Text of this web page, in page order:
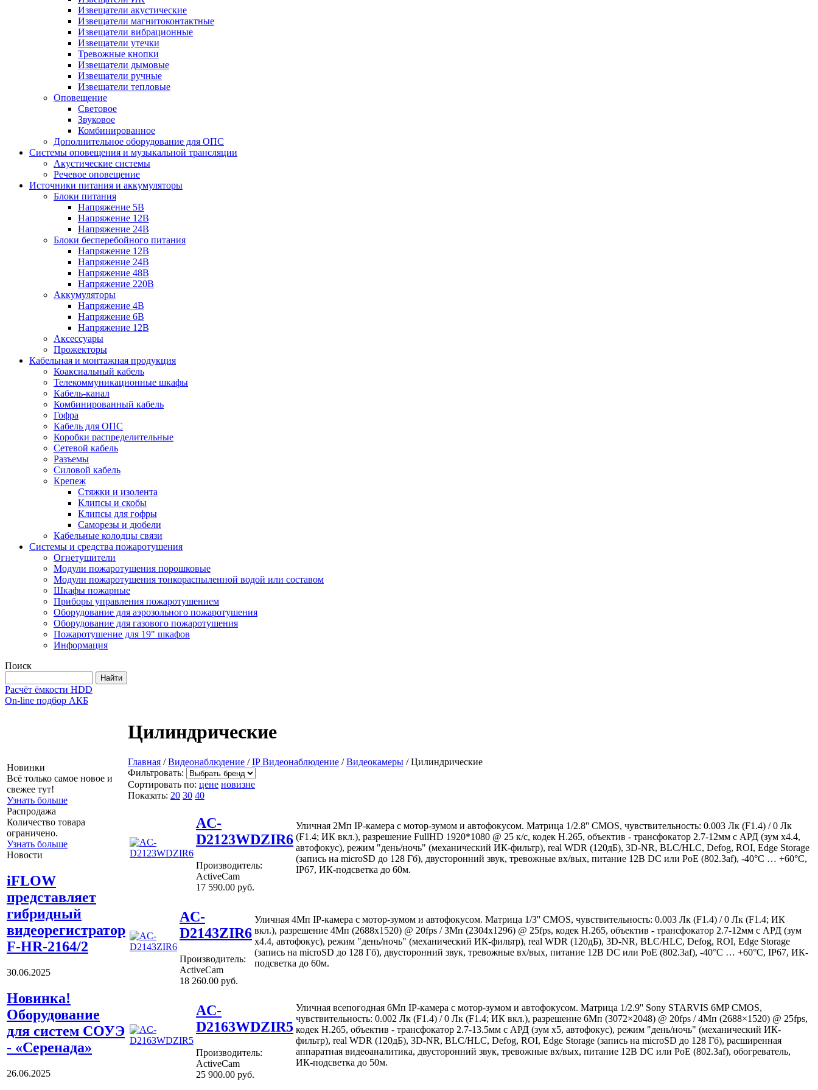
Извещатели акустические
Извещатели магнитоконтактные
Извещатели вибрационные
Извещатели утечки
Тревожные кнопки
Извещатели дымовые
Извещатели ручные
Извещатели тепловые
Оповещение
Световое
Звуковое
Комбинированное
Дополнительное оборудование для ОПС
Системы оповещения и музыкальной трансляции
Акустические системы
Речевое оповещение
Источники питания и аккумуляторы
Блоки питания
Напряжение 5В
Напряжение 12В
Напряжение 24В
Блоки бесперебойного питания
Напряжение 12В
Напряжение 24В
Напряжение 48В
Напряжение 220В
Аккумуляторы
Напряжение 4В
Напряжение 6В
Напряжение 12В
Аксессуары
Прожекторы
Кабельная и монтажная продукция
Коаксиальный кабель
Телекоммуникационные шкафы
Кабель-канал
Комбинированный кабель
Гофра
Кабель для ОПС
Коробки распределительные
Сетевой кабель
Разъемы
Силовой кабель
Крепеж
Стяжки и изолента
Клипсы и скобы
Клипсы для гофры
Саморезы и дюбели
Кабельные колодцы связи
Системы и средства пожаротушения
Огнетушители
Модули пожаротушения порошковые
Модули пожаротушения тонкораспыленной водой или составом
Шкафы пожарные
Приборы управления пожаротушением
Оборудование для аэрозольного пожаротушения
Оборудование для газового пожаротушения
Пожаротушение для 19" шкафов
Информация
Поиск
Расчёт ёмкости HDD
On-line подбор АКБ
Новинки
Всё только самое новое и
свежее тут!
Узнать больше
Распродажа
Количество товара
ограничено.
Узнать больше
Новости
iFLOW
представляет
гибридный
видеорегистратор
F-HR-2164/2
30.06.2025
Новинка!
Оборудование
для систем СОУЭ
- «Серенада»
26.06.2025
Цилиндрические
Главная / Видеонаблюдение / IP Видеонаблюдение / Видеокамеры / Цилиндрические
Фильтровать:
Сортировать по: цене новизне
Показать: 20 30 40
AC-
D2123WDZIR6
Производитель:
ActiveCam
17 590.00 руб.
Уличная 2Мп IP-камера с мотор-зумом и автофокусом. Матрица 1/2.8'' CMOS, чувствительность: 0.003 Лк (F1.4) / 0 Лк
(F1.4; ИК вкл.), разрешение FullHD 1920*1080 @ 25 к/с, кодек H.265, объектив - трансфокатор 2.7-12мм с АРД (зум х4.4,
автофокус), режим "день/ночь" (механический ИК-фильтр), real WDR (120дБ), 3D-NR, BLC/HLC, Defog, ROI, Edge Storage
(запись на microSD до 128 Гб), двусторонний звук, тревожные вх/вых, питание 12В DC или PoE (802.3af), -40°C … +60°C,
IP67, ИК-подсветка до 60м.
AC-
D2143ZIR6
Производитель:
ActiveCam
18 260.00 руб.
Уличная 4Мп IP-камера с мотор-зумом и автофокусом. Матрица 1/3'' CMOS, чувствительность: 0.003 Лк (F1.4) / 0 Лк (F1.4; ИК
вкл.), разрешение 4Мп (2688x1520) @ 20fps / 3Мп (2304x1296) @ 25fps, кодек H.265, объектив - трансфокатор 2.7-12мм с АРД (зум
х4.4, автофокус), режим "день/ночь" (механический ИК-фильтр), real WDR (120дБ), 3D-NR, BLC/HLC, Defog, ROI, Edge Storage
(запись на microSD до 128 Гб), двусторонний звук, тревожные вх/вых, питание 12В DC или PoE (802.3af), -40°C … +60°C, IP67, ИК-
подсветка до 60м.
AC-
D2163WDZIR5
Производитель:
ActiveCam
25 900.00 руб.
Уличная всепогодная 6Мп IP-камера с мотор-зумом и автофокусом. Матрица 1/2.9'' Sony STARVIS 6MP CMOS,
чувствительность: 0.002 Лк (F1.4) / 0 Лк (F1.4; ИК вкл.), разрешение 6Мп (3072×2048) @ 20fps / 4Мп (2688×1520) @ 25fps,
кодек H.265, объектив - трансфокатор 2.7-13.5мм с АРД (зум х5, автофокус), режим "день/ночь" (механический ИК-
фильтр), real WDR (120дБ), 3D-NR, BLC/HLC, Defog, ROI, Edge Storage (запись на microSD до 128 Гб), расширенная
аппаратная видеоаналитика, двусторонний звук, тревожные вх/вых, питание 12В DC или PoE (802.3af), обогреватель,
ИК-подсветка до 50м.